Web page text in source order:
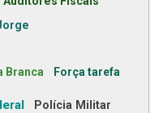
Branca Força tarefa
Polícia Militar